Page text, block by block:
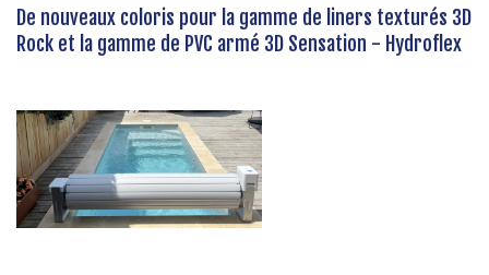
De nouveaux coloris pour la gamme de liners texturés 3D
Rock et la gamme de PVC armé 3D Sensation - Hydroflex